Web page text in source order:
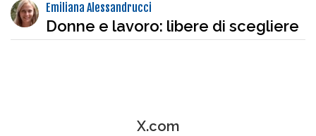
Emiliana Alessandrucci
Donne e lavoro: libere di scegliere
X.com